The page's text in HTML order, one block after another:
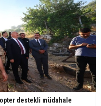
destekli müdahale